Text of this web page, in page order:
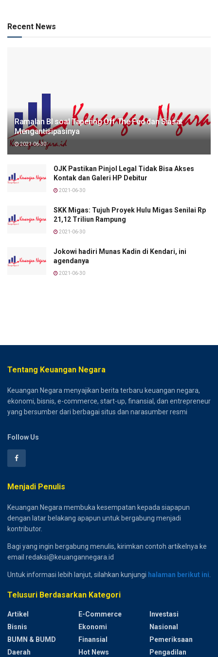
Recent News
Ramalan BI soal Tapering Off The Fed dan Siasat
Mengantisipasinya
2021-06-30
OJK Pastikan Pinjol Legal Tidak Bisa Akses
Kontak dan Galeri HP Debitur
2021-06-30
SKK Migas: Tujuh Proyek Hulu Migas Senilai Rp
21,12 Triliun Rampung
2021-06-30
Jokowi hadiri Munas Kadin di Kendari, ini
agendanya
2021-06-30
Tentang Keuangan Negara
Keuangan Negara menyajikan berita terbaru keuangan negara,
ekonomi, bisnis, e-commerce, start-up, finansial, dan entrepreneur
yang bersumber dari berbagai situs dan narasumber resmi
Follow Us
Menjadi Penulis
Keuangan Negara membuka kesempatan kepada siapapun
dengan latar belakang apapun untuk bergabung menjadi
kontributor.
Bagi yang ingin bergabung menulis, kirimkan contoh artikelnya ke
email redaksi@keuangannegara.id
Untuk informasi lebih lanjut, silahkan kunjungi halaman berikut ini
Telusuri Berdasarkan Kategori
Artikel
Bisnis
BUMN & BUMD
Daerah
E-Commerce
Ekonomi
Finansial
Hot News
Investasi
Nasional
Pemeriksaan
Pengadilan